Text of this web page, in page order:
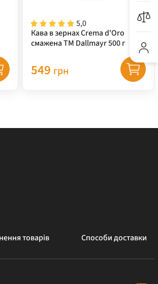
5,0
Кава в зернах Crema d'Oro
смажена ТМ Dallmayr 500 г
549 грн
товарів Способи доставки